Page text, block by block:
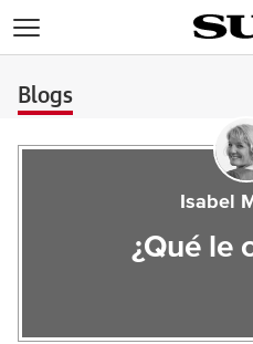
Blogs
Isabel
¿Qué le